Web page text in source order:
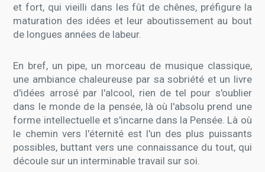
et fort, qui vieilli dans les fût de chênes, préfigure la
maturation des idées et leur aboutissement au bout
de longues années de labeur.
En bref, un pipe, un morceau de musique classique,
une ambiance chaleureuse par sa sobriété et un livre
d'idées arrosé par l'alcool, rien de tel pour s'oublier
dans le monde de la pensée, là où l'absolu prend une
forme intellectuelle et s'incarne dans la Pensée. Là où
le chemin vers l'éternité est l'un des plus puissants
possibles, buttant vers une connaissance du tout, qui
découle sur un interminable travail sur soi.